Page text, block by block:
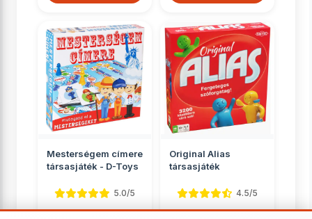
Mesterségem címere
társasjáték - D-Toys
5.0/5
Original Alias
társasjáték
4.5/5